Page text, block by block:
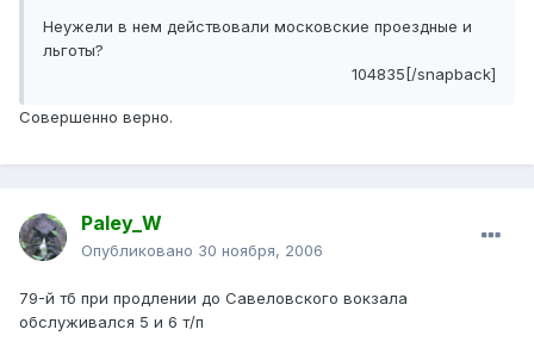
Неужели в нем действовали московские проездные и
льготы?
104835[/snapback]
Совершенно верно.
Paley_W
Опубликовано 30 ноября, 2006
79-й тб при продлении до Савеловского вокзала
обслуживался 5 и 6 т/п